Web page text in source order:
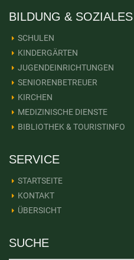
BILDUNG & SOZIALES
SCHULEN
KINDERGÄRTEN
JUGENDEINRICHTUNGEN
SENIORENBETREUER
KIRCHEN
MEDIZINISCHE DIENSTE
BIBLIOTHEK & TOURISTINFO
SERVICE
STARTSEITE
KONTAKT
ÜBERSICHT
SUCHE